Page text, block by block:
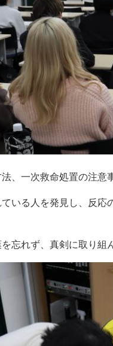
、一次救命処置の注意
いる人を発見し、反
忘れず、真剣に取り組